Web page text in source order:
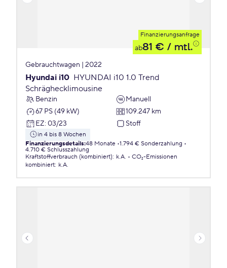
Finanzierungsanfrage
ab81 € / mtl.
Gebrauchtwagen | 2022
Hyundai i10 HYUNDAI i10 1.0 Trend
Schräghecklimousine
Benzin
Manuell
67 PS (49 kW)
109.247 km
EZ: 03/23 Stoff
in 4 bis 8 Wochen
Finanzierungsdetails:48 Monate 1.794 € Sonderzahlung
4.710 € Schlusszahlung
Kraftstoffverbrauch (kombiniert): k.A.
CO₂-Emissionen
kombiniert: k.A.